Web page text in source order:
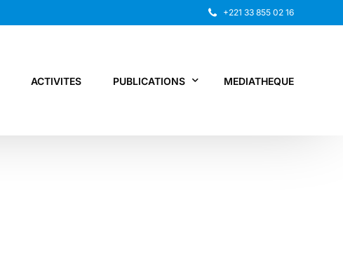
+221 33 855 02 16
ACTIVITES PUBLICATIONS MEDIATHEQUE